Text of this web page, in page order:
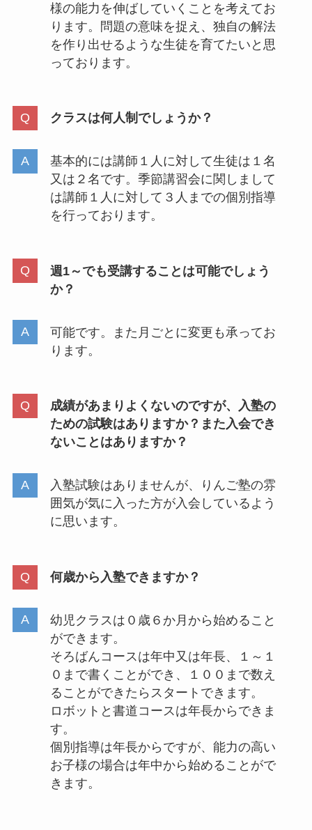
様の能力を伸ばしていくことを考えてお
ります。問題の意味を捉え、独自の解法
を作り出せるような生徒を育てたいと思
っております。
クラスは何人制でしょうか？
基本的には講師１人に対して生徒は１名
又は２名です。季節講習会に関しまして
は講師１人に対して３人までの個別指導
を行っております。
週1～でも受講することは可能でしょう
か？
可能です。また月ごとに変更も承ってお
ります。
成績があまりよくないのですが、入塾の
ための試験はありますか？また入会でき
ないことはありますか？
入塾試験はありませんが、りんご塾の雰
囲気が気に入った方が入会しているよう
に思います。
何歳から入塾できますか？
幼児クラスは０歳６か月から始めること
ができます。
そろばんコースは年中又は年長、１～１
０まで書くことができ、１００まで数え
ることができたらスタートできます。
ロボットと書道コースは年長からできま
す。
個別指導は年長からですが、能力の高い
お子様の場合は年中から始めることがで
きます。